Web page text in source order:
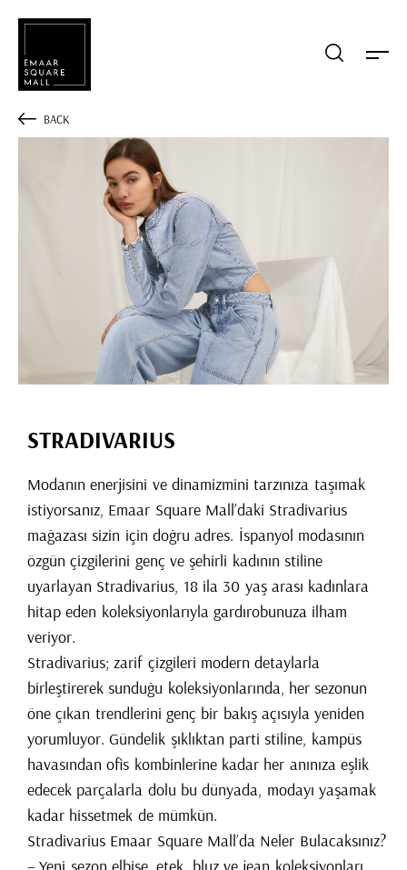
BACK
STRADIVARIUS
Modanın enerjisini ve dinamizmini tarzınıza taşımak
istiyorsanız, Emaar Square Mall’daki Stradivarius
mağazası sizin için doğru adres. İspanyol modasının
özgün çizgilerini genç ve şehirli kadının stiline
uyarlayan Stradivarius, 18 ila 30 yaş arası kadınlara
hitap eden koleksiyonlarıyla gardırobunuza ilham
veriyor.
Stradivarius; zarif çizgileri modern detaylarla
birleştirerek sunduğu koleksiyonlarında, her sezonun
öne çıkan trendlerini genç bir bakış açısıyla yeniden
yorumluyor. Gündelik şıklıktan parti stiline, kampüs
havasından ofis kombinlerine kadar her anınıza eşlik
edecek parçalarla dolu bu dünyada, modayı yaşamak
kadar hissetmek de mümkün.
Stradivarius Emaar Square Mall’da Neler Bulacaksınız?
– Yeni sezon elbise, etek, bluz ve jean koleksiyonları
Mağaza, restaurant, etkinlik arama
POPÜLER ARAMALAR
Lezzet Eğlence
Etkinlik